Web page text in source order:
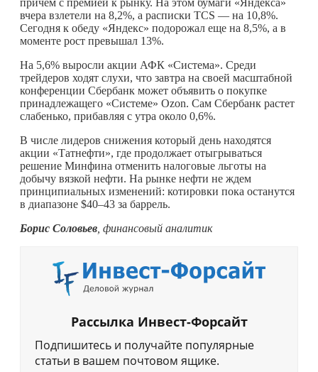
вчера взлетели на 8,2%, а расписки TCS — на 10,8%.
Сегодня к обеду «Яндекс» подорожал еще на 8,5%, а в
моменте рост превышал 13%.
На 5,6% выросли акции АФК «Система». Среди
трейдеров ходят слухи, что завтра на своей масштабной
конференции Сбербанк может объявить о покупке
принадлежащего «Системе» Ozon. Сам Сбербанк растет
слабенько, прибавляя с утра около 0,6%.
В числе лидеров снижения который день находятся
акции «Татнефти», где продолжает отыгрываться
решение Минфина отменить налоговые льготы на
добычу вязкой нефти. На рынке нефти не ждем
принципиальных изменений: котировки пока останутся
в диапазоне $40–43 за баррель.
Борис Соловьев , финансовый аналитик
Рассылка Инвест-Форсайт
Подпишитесь и получайте популярные
статьи в вашем почтовом ящике.